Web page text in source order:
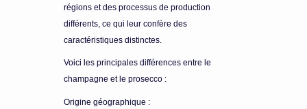
régions et des processus de production
différents, ce qui leur confère des
caractéristiques distinctes.
Voici les principales différences entre le
champagne et le prosecco :
Origine géographique :